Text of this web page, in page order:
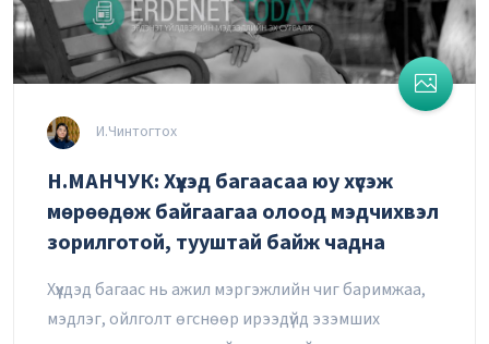
И.Чинтогтох
Н.МАНЧУК: Хүүхэд багаасаа юу хүсэж
мөрөөдөж байгаагаа олоод мэдчихвэл
зорилготой, тууштай байж чадна
Хүүхдэд багаас нь ажил мэргэжлийн чиг баримжаа,
мэдлэг, ойлголт өгснөөр ирээдүйд эзэмших